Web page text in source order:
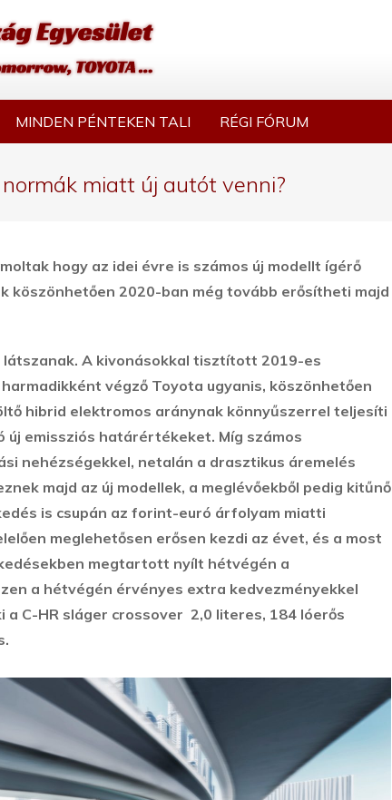
MINDEN PÉNTEKEN TALI RÉGI FÓRUM
miatt új autót venni?
hogy az idei évre is számos új modellt ígérő
köszönhetően 2020-ban még tovább erősítheti majd
A kivonásokkal tisztított 2019-es
végző Toyota ugyanis, köszönhetően
hibrid elektromos aránynak könnyűszerrel teljesíti
emissziós határértékeket. Míg számos
nehézségekkel, netalán a drasztikus áremelés
majd az új modellek, a meglévőekből pedig kitűnő
is csupán az forint-euró árfolyam miatti
meglehetősen erősen kezdi az évet, és a most
megtartott nyílt hétvégén a
a hétvégén érvényes extra kedvezményekkel
C-HR sláger crossover 2,0 literes, 184 lóerős